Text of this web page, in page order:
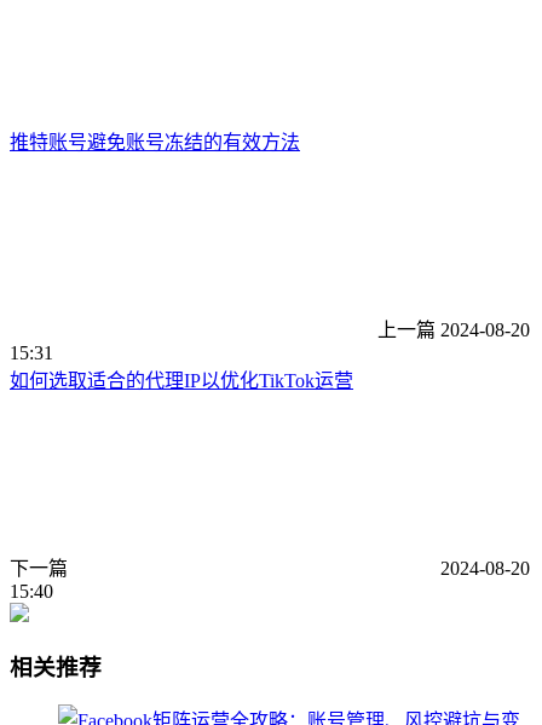
推特账号避免账号冻结的有效方法
上一篇 2024-08-20
15:31
如何选取适合的代理IP以优化TikTok运营
下一篇
2024-08-20
15:40
相关推荐